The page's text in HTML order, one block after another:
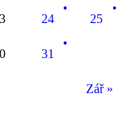
Zář »
24 25
31